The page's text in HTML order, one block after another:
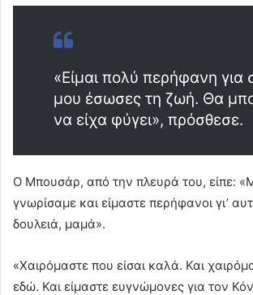
«Είμαι πολύ περήφανη για
μου έσωσες τη ζωή. Θα
να είχα φύγει», πρόσθεσε.
Ο Μπουσάρ, από την πλευρά του, είπε:
γνωρίσαμε και είμαστε περήφανοι γι’
δουλειά, μαμά».
«Χαιρόμαστε που είσαι καλά. Και
εδώ. Και είμαστε ευγνώμονες για τον